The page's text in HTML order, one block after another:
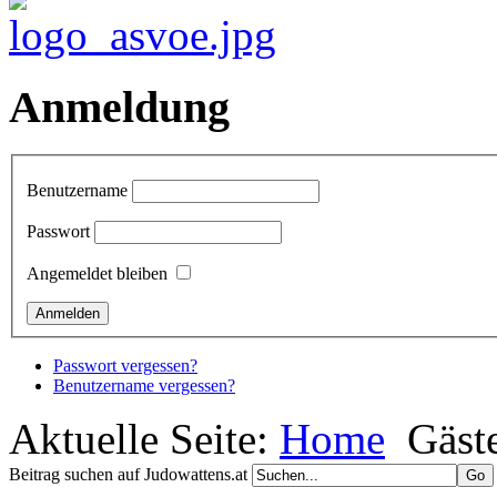
Anmeldung
Benutzername
Passwort
Angemeldet bleiben
Passwort vergessen?
Benutzername vergessen?
Aktuelle Seite: Home
Beitrag suchen auf Judowattens.at